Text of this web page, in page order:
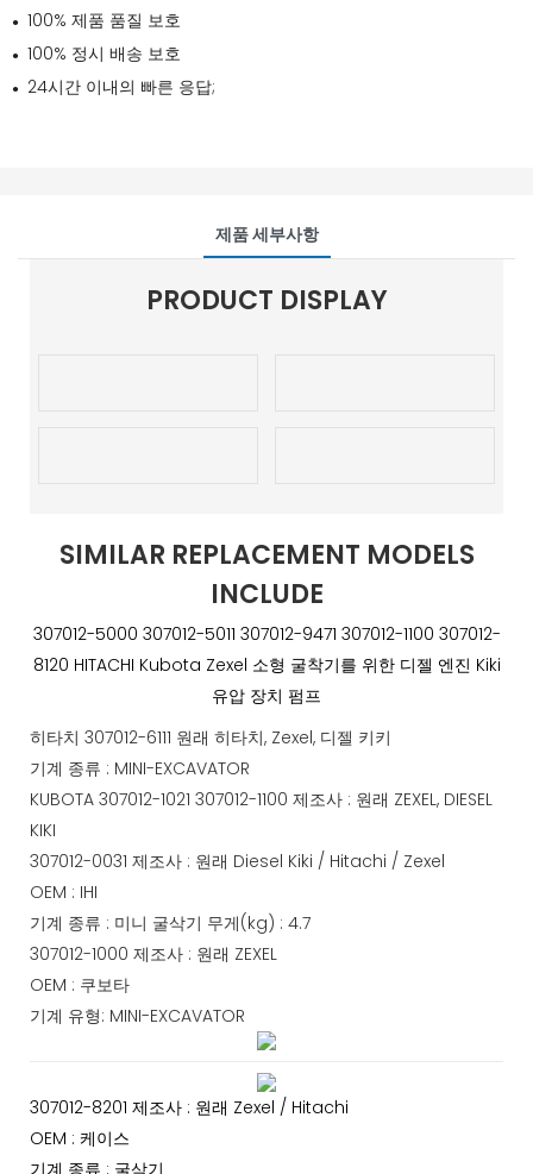
● 100% 제품 품질 보호
● 100% 정시 배송 보호
● 24시간 이내의 빠른 응답;
제품 세부사항
PRODUCT DISPLAY
SIMILAR REPLACEMENT MODELS
INCLUDE
307012-5000 307012-5011 307012-9471 307012-1100 307012-
8120 HITACHI Kubota Zexel 소형 굴착기를 위한 디젤 엔진 Kiki
유압 장치 펌프
히타치 307012-6111 원래 히타치, Zexel, 디젤 키키
기계 종류 : MINI-EXCAVATOR
KUBOTA 307012-1021 307012-1100 제조사 : 원래 ZEXEL, DIESEL
KIKI
307012-0031 제조사 : 원래 Diesel Kiki / Hitachi / Zexel
OEM : IHI
기계 종류 : 미니 굴삭기 무게(kg) : 4.7
307012-1000 제조사 : 원래 ZEXEL
OEM : 쿠보타
기계 유형: MINI-EXCAVATOR
307012-8201 제조사 : 원래 Zexel / Hitachi
OEM : 케이스